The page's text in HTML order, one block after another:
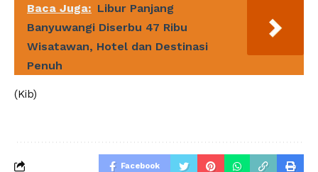
Baca Juga: Libur Panjang
Banyuwangi Diserbu 47 Ribu
Wisatawan, Hotel dan Destinasi
Penuh
(Kib)
Facebook